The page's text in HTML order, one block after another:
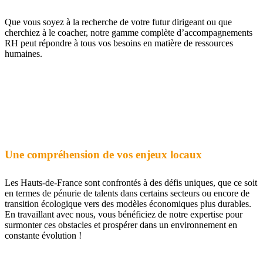
Que vous soyez à la recherche de votre futur dirigeant ou que
cherchiez à le coacher, notre gamme complète d’accompagnements
RH peut répondre à tous vos besoins en matière de ressources
humaines.
Une compréhension de vos enjeux locaux
Les Hauts-de-France sont confrontés à des défis uniques, que ce soit
en termes de pénurie de talents dans certains secteurs ou encore de
transition écologique vers des modèles économiques plus durables.
En travaillant avec nous, vous bénéficiez de notre expertise pour
surmonter ces obstacles et prospérer dans un environnement en
constante évolution !